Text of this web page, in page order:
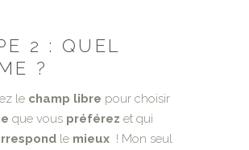
2 : QUEL
?
le champ libre pour choisir
que vous préférez et qui
le mieux ! Mon seul